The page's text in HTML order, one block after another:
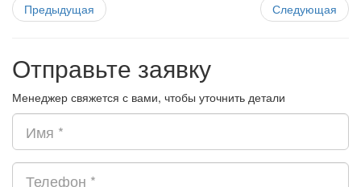
Предыдущая Следующая
Отправьте заявку
Менеджер свяжется с вами, чтобы уточнить детали